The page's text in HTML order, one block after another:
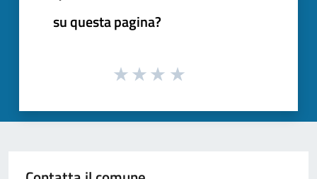
su questa pagina?